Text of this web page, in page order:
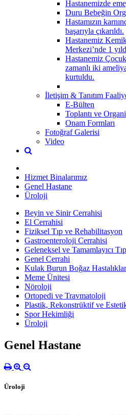
Hastanemizde
Duru Bebeğin
Hastamızın
başarıyla çıkarıldı.
Hastanemiz
Merkezi’nde 1
Hastanemiz
zamanlı iki
kurtuldu.
İletişim & Tanıtım
E-Bülten
Toplantı ve
Onam Formları
Fotoğraf Galerisi
Video
Hizmet Binalarımız
Genel Hastane
Üroloji
Beyin ve Sinir Cerrahisi
El Cerrahisi
Fiziksel Tıp ve Rehabilitasyon
Gastroenteroloji Cerrahisi
Geleneksel ve Tamamlayıcı
Genel Cerrahi
Kulak Burun Boğaz
Meme Ünitesi
Nöroloji
Ortopedi ve Travmatoloji
Plastik, Rekonstrüktif ve
Spor Hekimliği
Üroloji
Genel Hastane
Üroloji